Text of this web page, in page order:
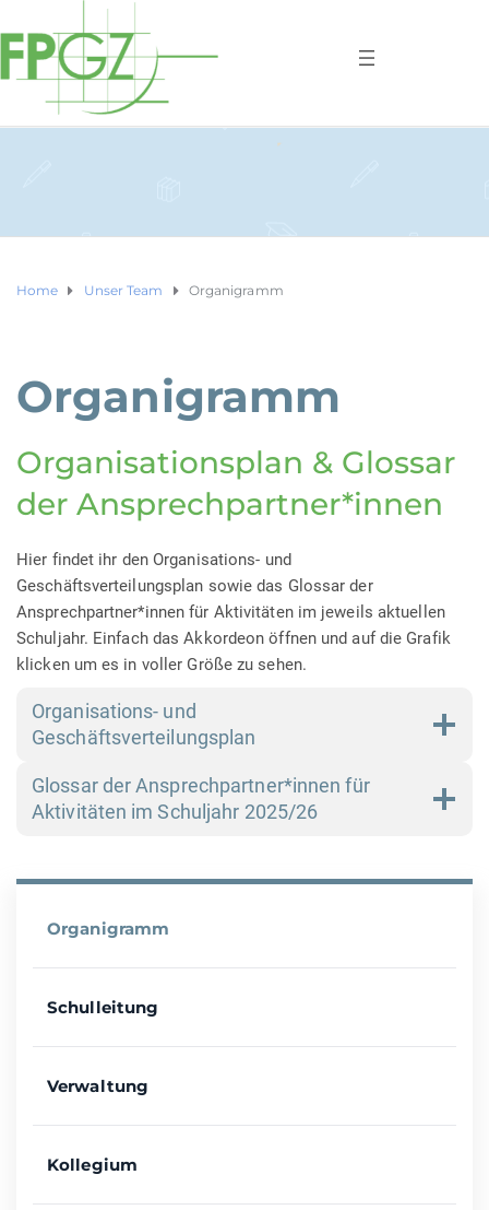
Home Unser Team Organigramm
Organigramm
Organisationsplan & Glossar
der Ansprechpartner*innen
Hier findet ihr den Organisations- und
Geschäftsverteilungsplan sowie das Glossar der
Ansprechpartner*innen für Aktivitäten im jeweils aktuellen
Schuljahr. Einfach das Akkordeon öffnen und auf die Grafik
klicken um es in voller Größe zu sehen.
Organisations- und
Geschäftsverteilungsplan
Glossar der Ansprechpartner*innen für
Aktivitäten im Schuljahr 2025/26
Organigramm
Schulleitung
Verwaltung
Kollegium